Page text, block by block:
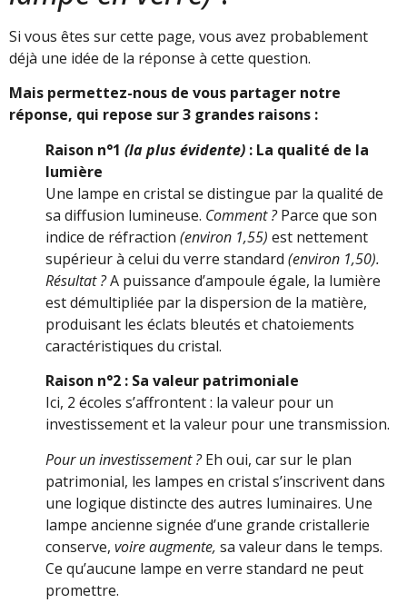
Si vous êtes sur cette page, vous avez probablement
déjà une idée de la réponse à cette question.
Mais permettez-nous de vous partager notre
réponse, qui repose sur 3 grandes raisons :
Raison n°1 (la plus évidente) : La qualité de la
lumière
Une lampe en cristal se distingue par la qualité de
sa diffusion lumineuse. Comment ?Parce que son
indice de réfraction (environ 1,55) est nettement
supérieur à celui du verre standard (environ 1,50).
Résultat ?A puissance d’ampoule égale, la lumière
est démultipliée par la dispersion de la matière,
produisant les éclats bleutés et chatoiements
caractéristiques du cristal.
Raison n°2 : Sa valeur patrimoniale
Ici, 2 écoles s’affrontent : la valeur pour un
investissement et la valeur pour une transmission.
Pour un investissement ?Eh oui, car sur le plan
patrimonial, les lampes en cristal s’inscrivent dans
une logique distincte des autres luminaires. Une
lampe ancienne signée d’une grande cristallerie
conserve, voire augmente, sa valeur dans le temps.
Ce qu’aucune lampe en verre standard ne peut
promettre.